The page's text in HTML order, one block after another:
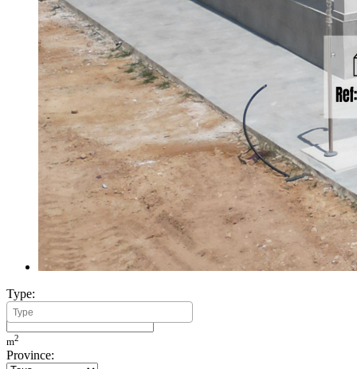
Type:
Minimum Build Area:
m2
Province: